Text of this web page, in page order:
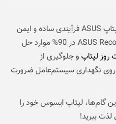
بازیابی سیستم‌عامل ویندوز در لپتاپ ASUS فرآیندی ساده و ایمن
است که با روش ASUS Recovery Partition در 90% موارد حل
روز لپتاپ و جلوگیری از
روی نگهداری سیستم‌عامل ضرورت
گام‌ها، لپتاپ ایسوس خود را
لذت ببرید!